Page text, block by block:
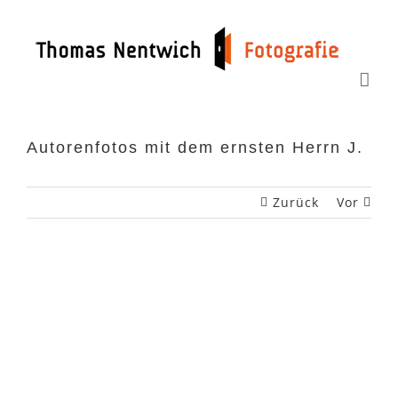
springen
Autorenfotos mit dem ernsten Herrn J.
Zurück Vor